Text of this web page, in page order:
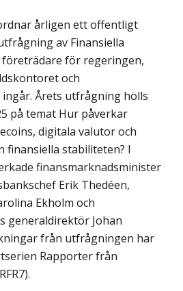
årligen ett offentligt
av Finansiella
för regeringen,
och
Årets utfrågning hölls
på temat Hur påverkar
digitala valutor och
finansiella stabiliteten? I
finansmarknadsminister
Erik Thedéen,
Ekholm och
generaldirektör Johan
från utfrågningen har
Rapporter från